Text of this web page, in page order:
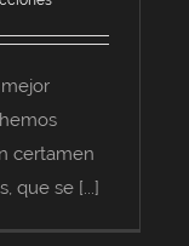
certamen
que se [...]